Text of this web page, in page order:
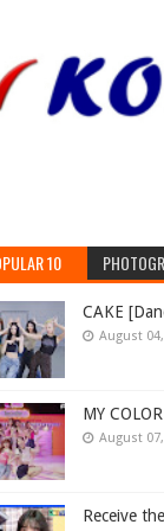
10
CAKE
August
MY
August
Receive